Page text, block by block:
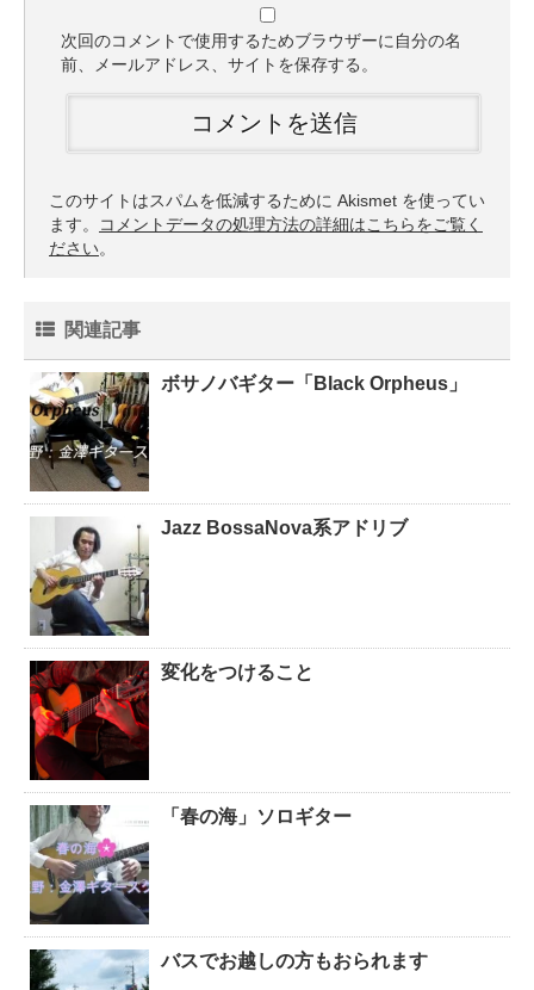
次回のコメントで使用するためブラウザーに自分の名
前、メールアドレス、サイトを保存する。
このサイトはスパムを低減するために Akismet を使ってい
ます。
コメントデータの処理方法の詳細はこちらをご覧く
ださい。
関連記事
ボサノバギター「Black Orpheus」
Jazz BossaNova系アドリブ
変化をつけること
「春の海」ソロギター
バスでお越しの方もおられます